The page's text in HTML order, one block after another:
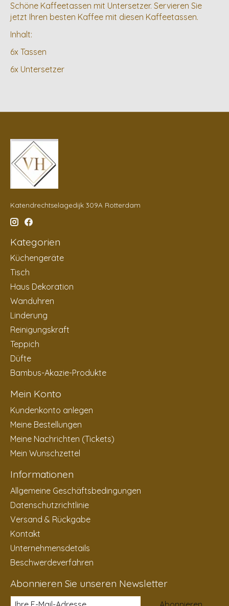
Schöne Kaffeetassen mit Untersetzer. Servieren Sie
jetzt Ihren besten Kaffee mit diesen Kaffeetassen.
Inhalt:
6x Tassen
6x Untersetzer
Katendrechtselagedijk 309A Rotterdam
Kategorien
Küchengeräte
Tisch
Haus Dekoration
Wanduhren
Linderung
Reinigungskraft
Teppich
Düfte
Bambus-Akazie-Produkte
Mein Konto
Kundenkonto anlegen
Meine Bestellungen
Meine Nachrichten (Tickets)
Mein Wunschzettel
Informationen
Allgemeine Geschäftsbedingungen
Datenschutzrichtlinie
Versand & Rückgabe
Kontakt
Unternehmensdetails
Beschwerdeverfahren
Abonnieren Sie unseren Newsletter